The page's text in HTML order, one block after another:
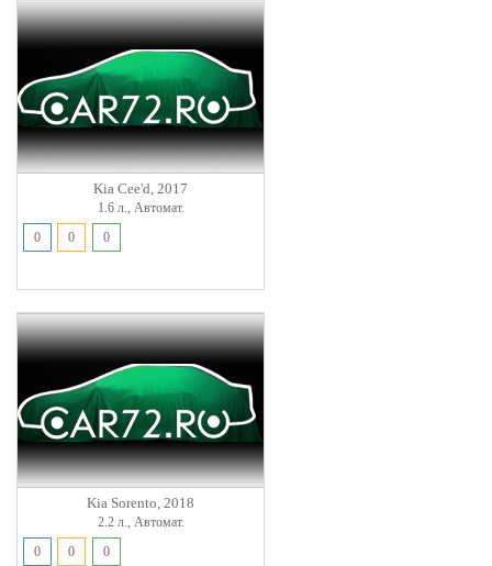
Kia Cee'd, 2017
1.6 л., Автомат.
0
0 0
Kia Sorento, 2018
2.2 л., Автомат.
0
0 0